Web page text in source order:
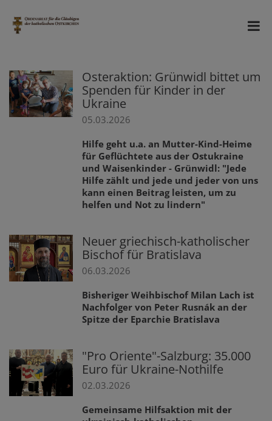
Osteraktion: Grünwidl bittet um
Spenden für Kinder in der
Ukraine
05.03.2026
Hilfe geht u.a. an Mutter-Kind-Heime
für Geflüchtete aus der Ostukraine
und Waisenkinder - Grünwidl: "Jede
Hilfe zählt und jede und jeder von uns
kann einen Beitrag leisten, um zu
helfen und Not zu lindern"
Neuer griechisch-katholischer
Bischof für Bratislava
06.03.2026
Bisheriger Weihbischof Milan Lach ist
Nachfolger von Peter Rusnák an der
Spitze der Eparchie Bratislava
"Pro Oriente"-Salzburg: 35.000
Euro für Ukraine-Nothilfe
02.03.2026
Gemeinsame Hilfsaktion mit der